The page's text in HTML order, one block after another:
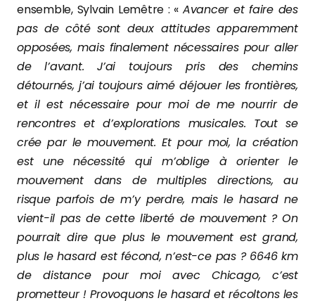
ensemble, Sylvain Lemêtre : « Avancer et faire des
pas de côté sont deux attitudes apparemment
opposées, mais finalement nécessaires pour aller
de l’avant. J’ai toujours pris des chemins
détournés, j’ai toujours aimé déjouer les frontières,
et il est nécessaire pour moi de me nourrir de
rencontres et d’explorations musicales. Tout se
crée par le mouvement. Et pour moi, la création
est une nécessité qui m’oblige à orienter le
mouvement dans de multiples directions, au
risque parfois de m’y perdre, mais le hasard ne
vient-il pas de cette liberté de mouvement ? On
pourrait dire que plus le mouvement est grand,
plus le hasard est fécond, n’est-ce pas ? 6646 km
de distance pour moi avec Chicago, c’est
prometteur ! Provoquons le hasard et récoltons les